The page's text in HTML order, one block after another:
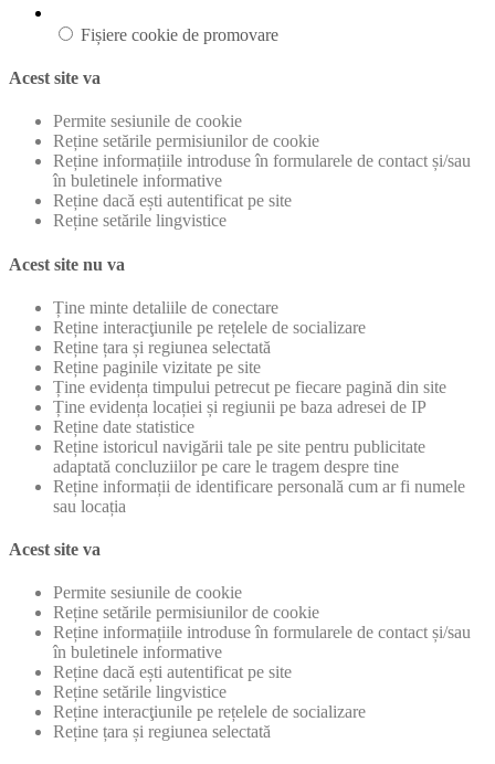
Fișiere cookie de promovare
Acest site va
Permite sesiunile de cookie
Reține setările permisiunilor de cookie
Reține informațiile introduse în formularele de contact și/sau
în buletinele informative
Reține dacă ești autentificat pe site
Reține setările lingvistice
Acest site nu va
Ține minte detaliile de conectare
Reține interacţiunile pe rețelele de socializare
Reține țara și regiunea selectată
Reține paginile vizitate pe site
Ține evidența timpului petrecut pe fiecare pagină din site
Ține evidența locației și regiunii pe baza adresei de IP
Reține date statistice
Reține istoricul navigării tale pe site pentru publicitate
adaptată concluziilor pe care le tragem despre tine
Reține informații de identificare personală cum ar fi numele
sau locația
Acest site va
Permite sesiunile de cookie
Reține setările permisiunilor de cookie
Reține informațiile introduse în formularele de contact și/sau
în buletinele informative
Reține dacă ești autentificat pe site
Reține setările lingvistice
Reține interacţiunile pe rețelele de socializare
Reține țara și regiunea selectată